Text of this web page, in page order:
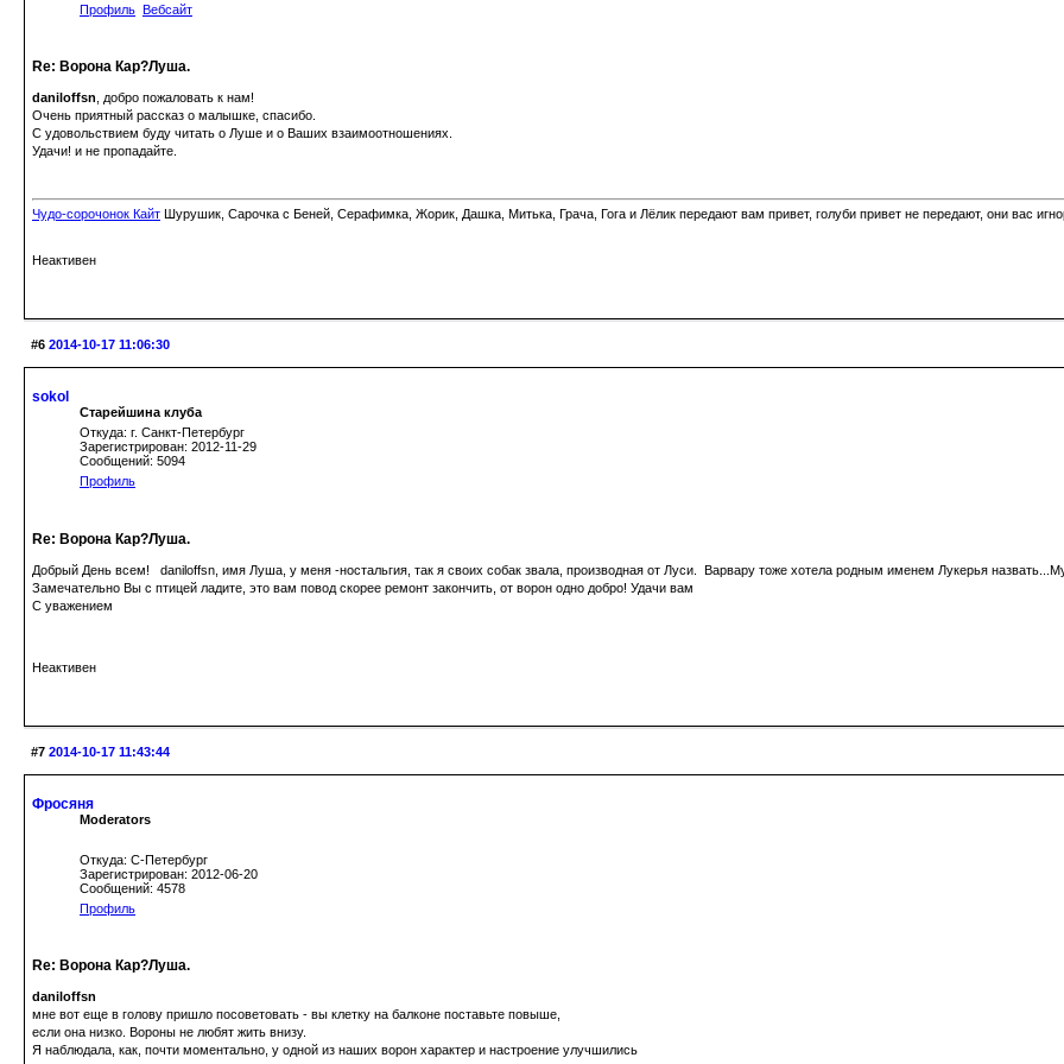
Профиль Вебсайт
Re: Ворона Кар?Луша.
daniloffsn , добро пожаловать к нам!
Очень приятный рассказ о малышке, спасибо.
С удовольствием буду читать о Луше и о Ваших взаимоотношениях.
Удачи! и не пропадайте.
Чудо-сорочонок Кайт Шурушик, Сарочка с Беней, Серафимка, Жорик, Дашка, Митька, Грача, Гога и Лёлик передают вам привет, голуби привет не передают, они вас
Неактивен
#6 2014-10-17 11:06:30
sokol
Старейшина клуба
Откуда: г. Санкт-Петербург
Зарегистрирован: 2012-11-29
Сообщений: 5094
Профиль
Re: Ворона Кар?Луша.
Добрый День всем! daniloffsn, имя Луша, у меня -ностальгия, так я своих собак звала, производная от Луси. Варвару тоже хотела родным именем Лукерья
Замечательно Вы с птицей ладите, это вам повод скорее ремонт закончить, от ворон одно добро! Удачи вам
С уважением
Неактивен
#7 2014-10-17 11:43:44
Фросяня
Moderators
Откуда: С-Петербург
Зарегистрирован: 2012-06-20
Сообщений: 4578
Профиль
Re: Ворона Кар?Луша.
daniloffsn
мне вот еще в голову пришло посоветовать - вы клетку на балконе поставьте повыше,
если она низко. Вороны не любят жить внизу.
Я наблюдала, как, почти моментально, у одной из наших ворон характер и настроение улучшились